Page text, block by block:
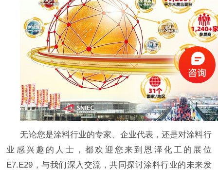
无论您是涂料行业的专家、企业代表，还是对涂料行
业感兴趣的人士，都欢迎您来到恩泽化工的展位
E7.E29，与我们深入交流，共同探讨涂料行业的未来发